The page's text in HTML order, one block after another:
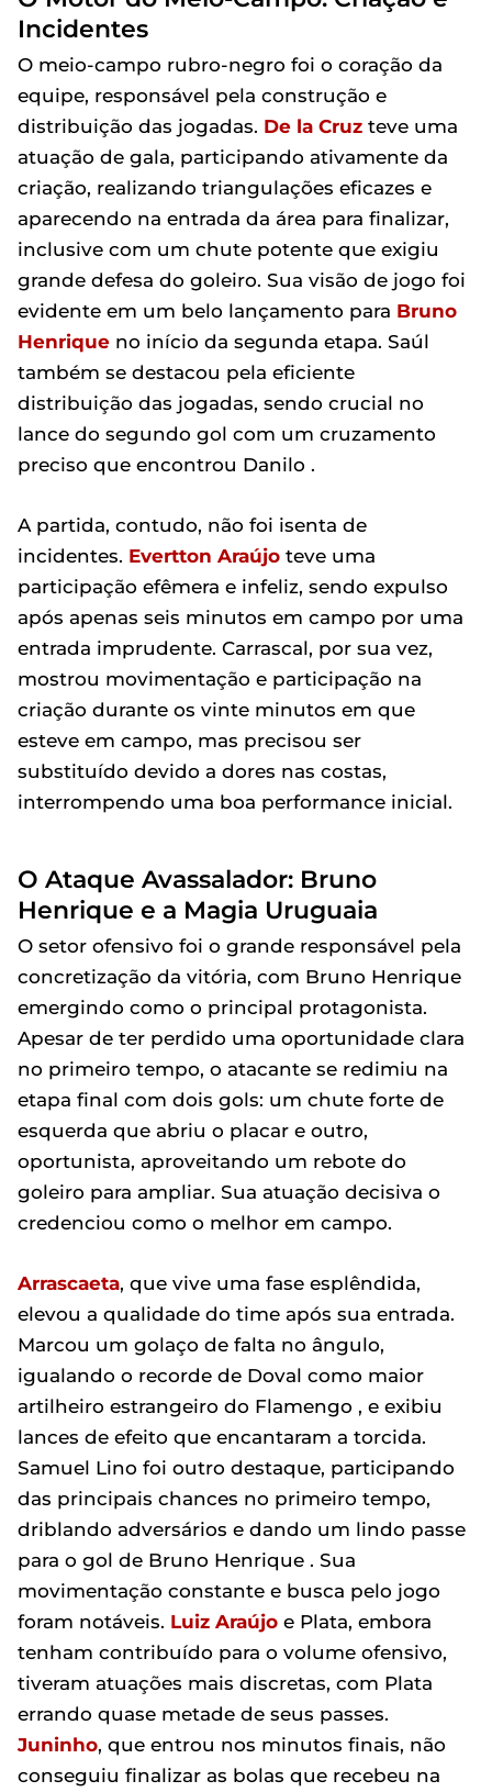
Incidentes
O meio-campo rubro-negro foi o coração da
equipe, responsável pela construção e
distribuição das jogadas. De la Cruz teve uma
atuação de gala, participando ativamente da
criação, realizando triangulações eficazes e
aparecendo na entrada da área para finalizar,
inclusive com um chute potente que exigiu
grande defesa do goleiro. Sua visão de jogo foi
evidente em um belo lançamento para Bruno
Henrique no início da segunda etapa. Saúl
também se destacou pela eficiente
distribuição das jogadas, sendo crucial no
lance do segundo gol com um cruzamento
preciso que encontrou Danilo .
A partida, contudo, não foi isenta de
incidentes. Evertton Araújo teve uma
participação efêmera e infeliz, sendo expulso
após apenas seis minutos em campo por uma
entrada imprudente. Carrascal, por sua vez,
mostrou movimentação e participação na
criação durante os vinte minutos em que
esteve em campo, mas precisou ser
substituído devido a dores nas costas,
interrompendo uma boa performance inicial.
O Ataque Avassalador: Bruno
Henrique e a Magia Uruguaia
O setor ofensivo foi o grande responsável pela
concretização da vitória, com Bruno Henrique
emergindo como o principal protagonista.
Apesar de ter perdido uma oportunidade clara
no primeiro tempo, o atacante se redimiu na
etapa final com dois gols: um chute forte de
esquerda que abriu o placar e outro,
oportunista, aproveitando um rebote do
goleiro para ampliar. Sua atuação decisiva o
credenciou como o melhor em campo.
Arrascaeta, que vive uma fase esplêndida,
elevou a qualidade do time após sua entrada.
Marcou um golaço de falta no ângulo,
igualando o recorde de Doval como maior
artilheiro estrangeiro do Flamengo , e exibiu
lances de efeito que encantaram a torcida.
Samuel Lino foi outro destaque, participando
das principais chances no primeiro tempo,
driblando adversários e dando um lindo passe
para o gol de Bruno Henrique . Sua
movimentação constante e busca pelo jogo
foram notáveis. Luiz Araújo e Plata, embora
tenham contribuído para o volume ofensivo,
tiveram atuações mais discretas, com Plata
errando quase metade de seus passes.
Juninho, que entrou nos minutos finais, não
conseguiu finalizar as bolas que recebeu na